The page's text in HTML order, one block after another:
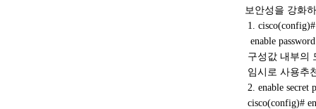
보안성을 강화
1.
enable
구성값 내부의
임시로 사용추
2. enable secret
cisco(config)#